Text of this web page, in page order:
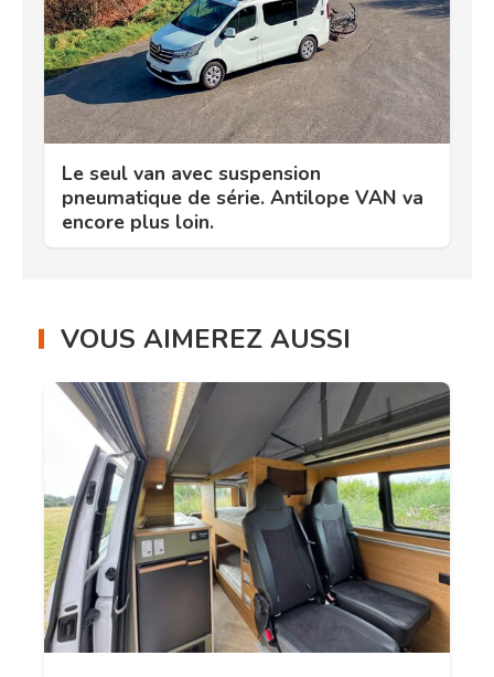
Le seul van avec suspension
pneumatique de série. Antilope VAN va
encore plus loin.
VOUS AIMEREZ AUSSI